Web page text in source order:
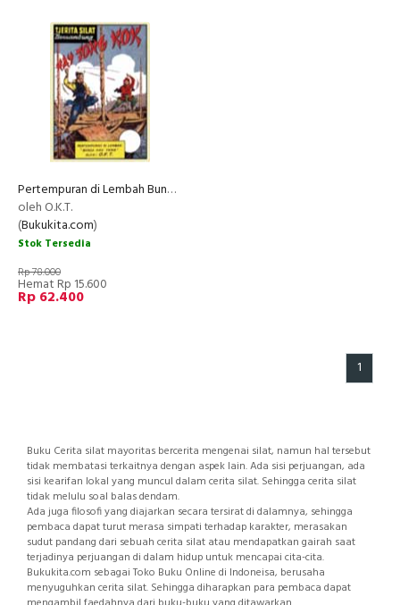
Pertempuran di Lembah Bunga Hay Tong - Hay Tong Kok (Soft Cover)
oleh O.K.T.
(Bukukita.com)
Stok Tersedia
Rp 78.000
Hemat Rp 15.600
Rp 62.400
1
Buku Cerita silat mayoritas bercerita mengenai silat, namun hal tersebut
tidak membatasi terkaitnya dengan aspek lain. Ada sisi perjuangan, ada
sisi kearifan lokal yang muncul dalam cerita silat. Sehingga cerita silat
tidak melulu soal balas dendam.
Ada juga filosofi yang diajarkan secara tersirat di dalamnya, sehingga
pembaca dapat turut merasa simpati terhadap karakter, merasakan
sudut pandang dari sebuah cerita silat atau mendapatkan gairah saat
terjadinya perjuangan di dalam hidup untuk mencapai cita-cita.
Bukukita.com sebagai Toko Buku Online di Indoneisa, berusaha
menyuguhkan cerita silat. Sehingga diharapkan para pembaca dapat